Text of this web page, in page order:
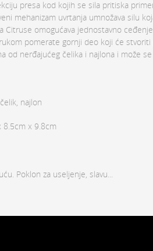
presa kod kojih se sila pritiska
mehanizam uvrtanja umnožava silu
Citruse omogućava jednostavno
pomerate gornji deo koji će
od nerđajućeg čelika i najlona i može
najlon
8.5cm x 9.8cm
Poklon za useljenje, slavu...